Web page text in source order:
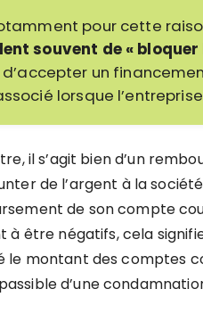
pour cette
souvent de «
un
lorsque
il s’agit bien d’un
de l’argent à la
de son compte
à être négatifs, cela
le montant des comptes
d’une